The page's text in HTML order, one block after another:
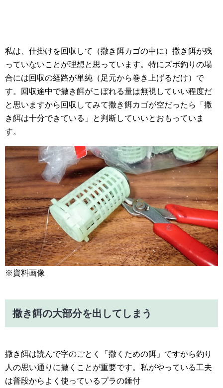
私は、仕掛けを回収して（撒き餌カゴの中に）撒き餌が残
っていないことが理想と思っています。特にズボ釣りの場
合には回収の経路が単純（足元から巻き上げるだけ）で
す。回収途中で撒き餌がこぼれる量は無視していい程度だ
と思いますから回収してみて撒き餌カゴが空だったら「撒
き餌は十分できている」と判断していいとおもっていま
す。
※資料画像
撒き餌の大部分を出してしまう
撒き餌は読んで字のごとく「撒くための餌」ですから釣り人の思い通りに撒くことが重要です。私がやっている工夫は普段からよく使っているプラの錘付き